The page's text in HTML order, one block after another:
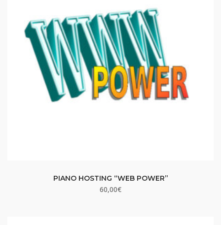
PIANO HOSTING “WEB POWER”
60,00€